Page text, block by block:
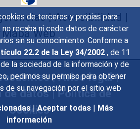
de terceros y propias para
recaba ni cede datos de carácter
sin su conocimiento. Conforme a
22.2 de la Ley 34/2002 , de 11
la sociedad de la información y de
pedimos su permiso para obtener
de su navegación por el sitio web
| Aceptar todas | Más
información
|Accesibilidad |
Mapa Web
|Aviso legal|
de datos|Política de
Cookies